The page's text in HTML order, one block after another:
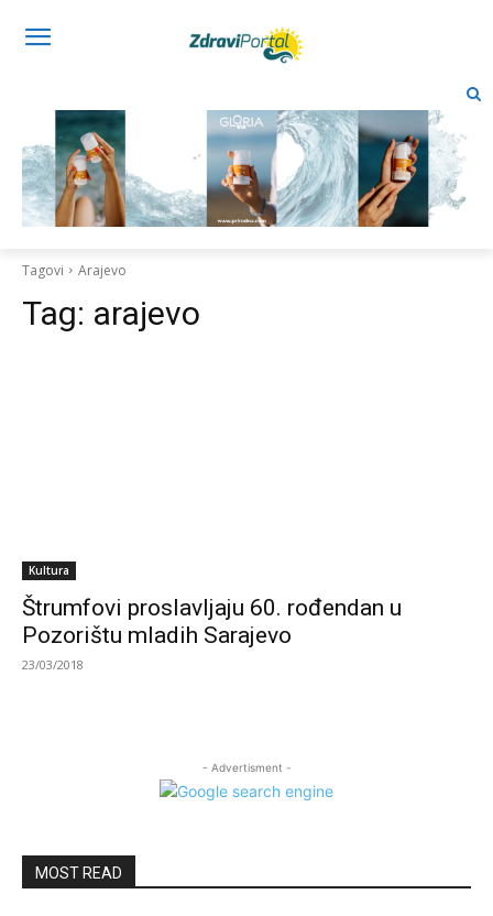
Tagovi Arajevo
Tag: arajevo
Kultura
Štrumfovi proslavljaju 60. rođendan u
Pozorištu mladih Sarajevo
23/03/2018
- Advertisment -
MOST READ